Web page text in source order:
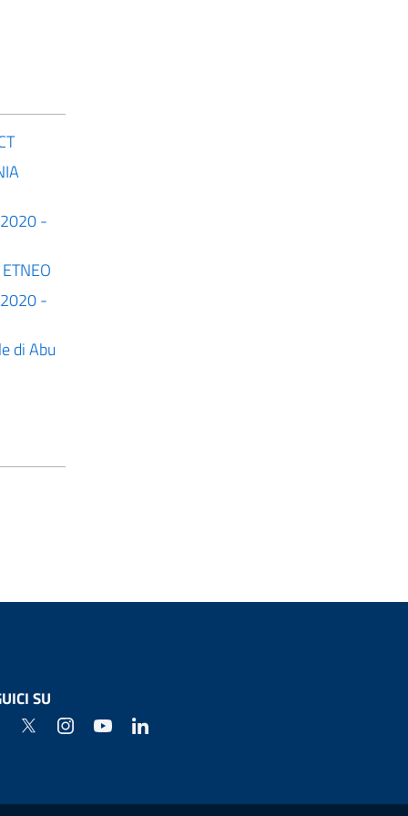
-
-
di Abu
SU